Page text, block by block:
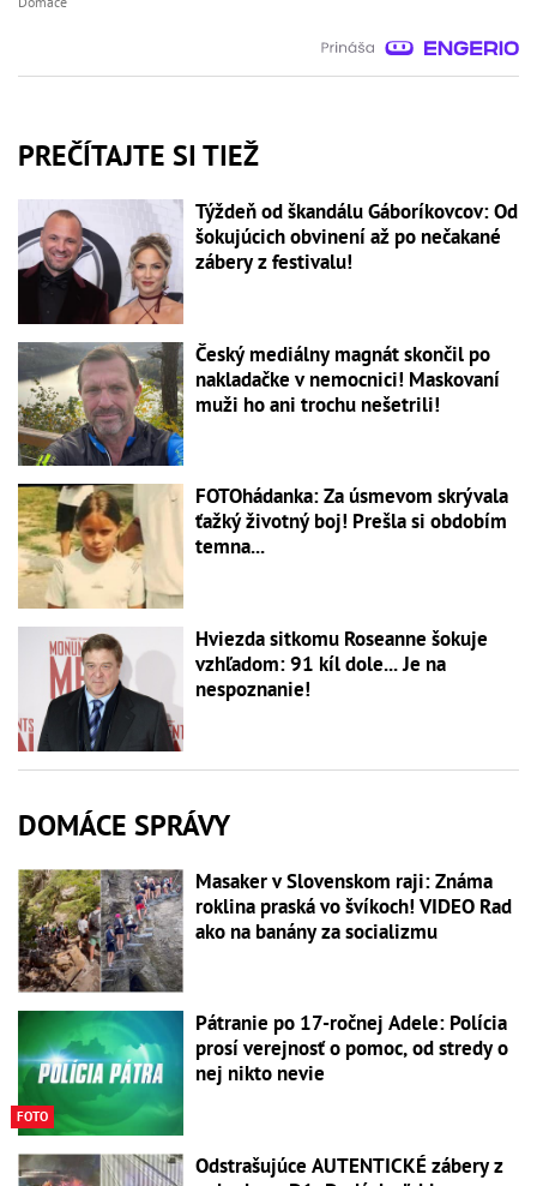
PREČÍTAJTE SI TIEŽ
Týždeň od škandálu Gáboríkovcov: Od
šokujúcich obvinení až po nečakané
zábery z festivalu!
Český mediálny magnát skončil po
nakladačke v nemocnici! Maskovaní
muži ho ani trochu nešetrili!
FOTOhádanka: Za úsmevom skrývala
ťažký životný boj! Prešla si obdobím
temna...
Hviezda sitkomu Roseanne šokuje
vzhľadom: 91 kíl dole... Je na
nespoznanie!
DOMÁCE SPRÁVY
Masaker v Slovenskom raji: Známa
roklina praská vo švíkoch! VIDEO Rad
ako na banány za socializmu
FOTO
Pátranie po 17-ročnej Adele: Polícia
prosí verejnosť o pomoc, od stredy o
nej nikto nevie
Odstrašujúce AUTENTICKÉ zábery z